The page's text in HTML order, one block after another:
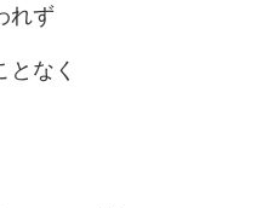
れず
となく